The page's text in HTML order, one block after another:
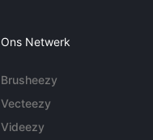
Ons Netwerk
Brusheezy
Vecteezy
Videezy